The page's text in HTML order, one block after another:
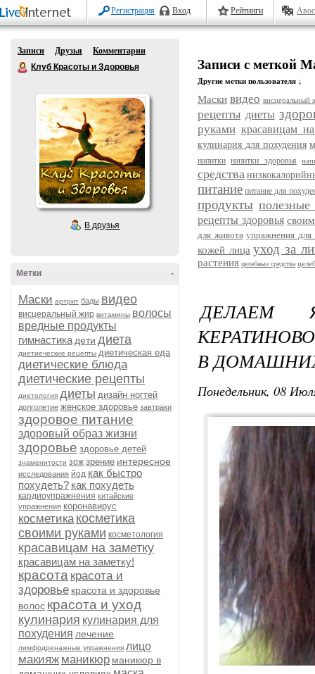
Регистрация Вход Рейтинги
Записи Друзья
Комментарии
Клуб Красоты и Здоровья
В друзья
-
Метки
Маски артрит бады видео
висцеральный жир витамины волосы
вредные продукты
гимнастика дети диета
диетиеческие рецепты диетическая еда
диетические блюда
диетические рецепты
диетология диеты дизайн ногтей
долголетие женское здоровье завтраки
здоровое питание
здоровый образ жизни
здоровье здоровье детей
знаменитости зож зрение интересное
исследования йод как быстро
похудеть? как похудеть
кардиоупражнения китайские
упражнения коронавирус
косметика косметика
своими руками косметология
красавицам на заметку
красавицам на заметку!
красота красота и
здоровье красота и здоровье
волос красота и уход
кулинария кулинария для
похудения лечение
лимфодренажные упражнения лицо
макияж маникюр маникюр в
Записи с меткой
Другие метки пользователя ↓
Маски видео висцеральный
рецепты диеты
руками красавицам
кулинария для похудения
напитки напитки здоровья
средства
питание питание для
продукты
рецепты здоровья
для живота упражнения для
кожей лица уход за
растения целебные средства
ДЕЛАЕМ
В
Понедельник, 08